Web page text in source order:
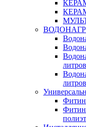
литров
литров